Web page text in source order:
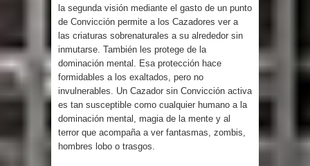
la segunda visión mediante el gasto de un punto
de Convicción permite a los Cazadores ver a
las criaturas sobrenaturales a su alrededor sin
inmutarse. También les protege de la
dominación mental. Esa protección hace
formidables a los exaltados, pero no
invulnerables. Un Cazador sin Convicción activa
es tan susceptible como cualquier humano a la
dominación mental, magia de la mente y al
terror que acompaña a ver fantasmas, zombis,
hombres lobo o trasgos.